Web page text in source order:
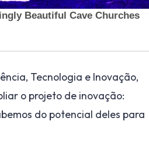
Tecnologia e Inovação,
o projeto de inovação:
do potencial deles para